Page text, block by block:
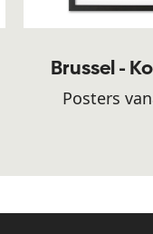
Brussel -
Posters